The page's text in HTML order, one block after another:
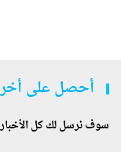
أحصل على أخر
سوف نرسل لك كل